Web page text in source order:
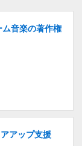
音楽の著作権
アップ支援